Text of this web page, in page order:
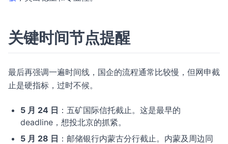
关键时间节点提醒
最后再强调一遍时间线，国企的流程通常比较慢，但网申截
止是硬指标，过时不候。
5 月 24 日 ：五矿国际信托截止。这是最早的
deadline，想投北京的抓紧。
5 月 28 日 ：邮储银行内蒙古分行截止。内蒙及周边同